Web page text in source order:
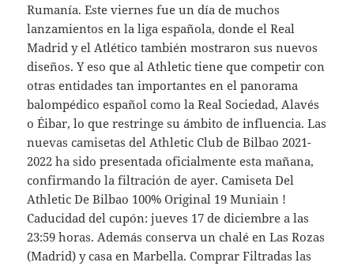
Rumanía. Este viernes fue un día de muchos
lanzamientos en la liga española, donde el Real
Madrid y el Atlético también mostraron sus nuevos
diseños. Y eso que al Athletic tiene que competir con
otras entidades tan importantes en el panorama
balompédico español como la Real Sociedad, Alavés
o Éibar, lo que restringe su ámbito de influencia. Las
nuevas camisetas del Athletic Club de Bilbao 2021-
2022 ha sido presentada oficialmente esta mañana,
confirmando la filtración de ayer. Camiseta Del
Athletic De Bilbao 100% Original 19 Muniain !
Caducidad del cupón: jueves 17 de diciembre a las
23:59 horas. Además conserva un chalé en Las Rozas
(Madrid) y casa en Marbella. Comprar Filtradas las